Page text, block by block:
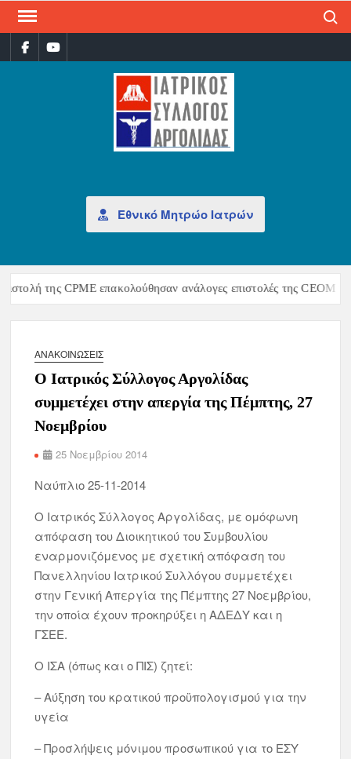
Εθνικό Μητρώο Ιατρών
της CPME επακολούθησαν ανάλογες επιστολές της CEOM
ΑΝΑΚΟΙΝΏΣΕΙΣ
Ο Ιατρικός Σύλλογος Αργολίδας
συμμετέχει στην απεργία της Πέμπτης, 27
Νοεμβρίου
25 Νοεμβρίου 2014
Ναύπλιο 25-11-2014
Ο Ιατρικός Σύλλογος Αργολίδας, με ομόφωνη
απόφαση του Διοικητικού του Συμβουλίου
εναρμονιζόμενος με σχετική απόφαση του
Πανελληνίου Ιατρικού Συλλόγου συμμετέχει
στην Γενική Απεργία της Πέμπτης 27 Νοεμβρίου,
την οποία έχουν προκηρύξει η ΑΔΕΔΥ και η
ΓΣΕΕ.
Ο ΙΣΑ (όπως και ο ΠΙΣ) ζητεί:
– Αύξηση του κρατικού προϋπολογισμού για την
υγεία
– Προσλήψεις μόνιμου προσωπικού για το ΕΣΥ